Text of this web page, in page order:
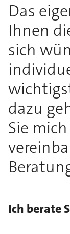
Das
Ihnen
sich
dazu
Sie
Ich berate